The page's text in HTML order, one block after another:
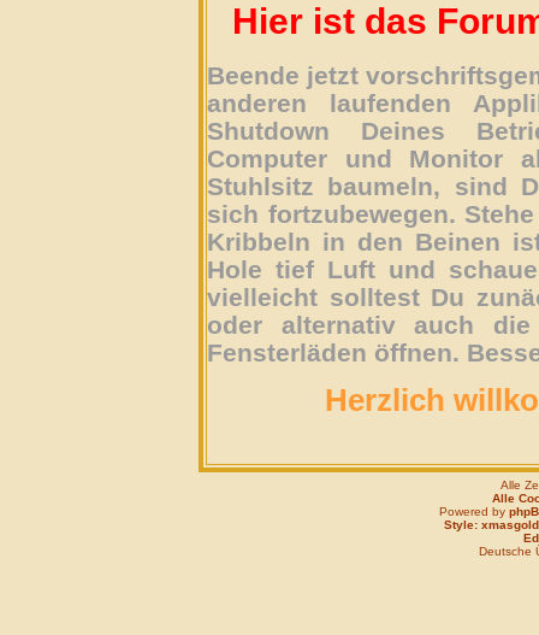
Hier ist das
Beende jetzt
anderen laufenden
Shutdown Deines
Computer und Monitor
Stuhlsitz baumeln, sind
sich fortzubewegen.
Kribbeln in den Beinen
Hole tief Luft und
vielleicht solltest Du
oder alternativ auch
Fensterläden öffnen.
Herzlich
Alle
Alle
Powered by
Style: xmasgold
Deutsche